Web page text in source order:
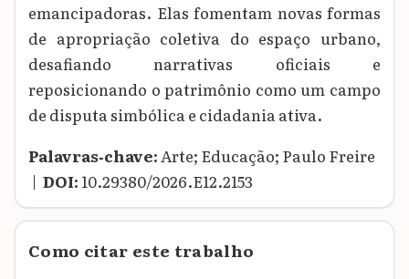
emancipadoras. Elas fomentam novas formas
de apropriação coletiva do espaço urbano,
desafiando narrativas oficiais e
reposicionando o patrimônio como um campo
de disputa simbólica e cidadania ativa.
Palavras‑chave:Arte; Educação; Paulo Freire
| DOI: 10.29380/2026.E12.2153
Como citar este trabalho